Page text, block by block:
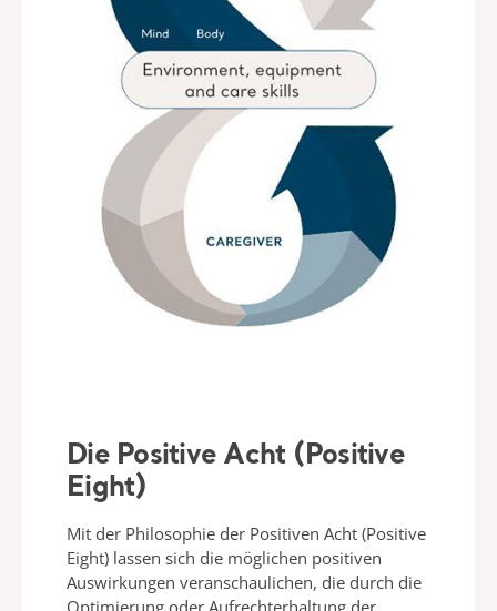
Die Positive Acht (Positive
Eight)
Mit der Philosophie der Positiven Acht (Positive
Eight) lassen sich die möglichen positiven
Auswirkungen veranschaulichen, die durch die
Optimierung oder Aufrechterhaltung der